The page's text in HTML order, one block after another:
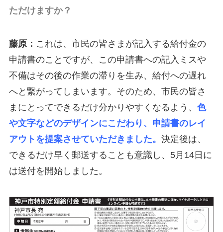
ただけますか？
藤原： これは、市民の皆さまが記入する給付金の
申請書のことですが、この申請書への記入ミスや
不備はその後の作業の滞りを生み、給付への遅れ
へと繋がってしまいます。そのため、市民の皆さ
まにとってできるだけ分かりやすくなるよう、 色
や文字などのデザインにこだわり、申請書のレイ
アウトを提案させていただきました。 決定後は、
できるだけ早く郵送することも意識し、5月14日に
は送付を開始しました。